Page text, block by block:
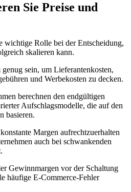
Sie Preise und
wichtige Rolle bei der Entscheidung,
skalieren kann.
sein, um Lieferantenkosten,
und Werbekosten zu decken.
berechnen den endgültigen
Aufschlagsmodelle, die auf den
basieren.
Margen aufrechtzuerhalten
auch bei schwankenden
Gewinnmargen vor der Schaltung
häufige E-Commerce-Fehler